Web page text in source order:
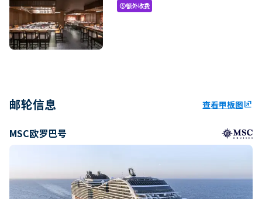
paid额外收费
邮轮信息 查看甲板图ungroup
MSC欧罗巴号